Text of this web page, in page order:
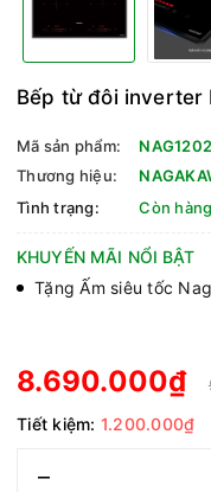
Bếp từ đôi inverter
Mã sản phẩm:
Thương hiệu:
Tình trạng:
Còn hàng
KHUYẾN MÃI NỔI BẬT
Tặng Ấm siêu tốc
8.690.000₫
Tiết kiệm: 1.200.000₫
–